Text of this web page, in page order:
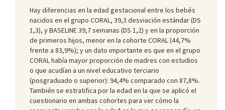
Hay diferencias en la edad gestacional entre los bebés
nacidos en el grupo CORAL, 39,3 desviación estándar (DS
1,3), y BASELINE 39,7 semanas (DS 1,2) y en la proporción
de primeros hijos, menor en la cohorte CORAL (44,7%
frente a 83,9%); y un dato importante es que en el grupo
CORAL había mayor proporción de madres con estudios
o que acudían a un nivel educativo terciario
(posgraduado o superior): 94,4% comparado con 87,8%.
También se estratifica por la edad en la que se aplicó el
cuestionario en ambas cohortes para ver cómo la